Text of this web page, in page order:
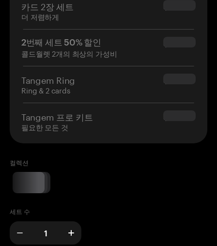
카드 2장 세트
더 저렴하게
$54.90
2번째 세트 50% 할인
콜드월렛 2개의 최상의 가성비
$34.95
Tangem Ring
Ring & 2 cards
$160.00
Tangem 프로 키트
필요한 모든 것
$180.00
컬렉션
세트 수